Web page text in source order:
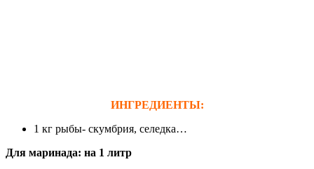
ИНГРЕДИЕНТЫ:
1 кг рыбы- скумбрия, селедка…
Для маринада: на 1 литр